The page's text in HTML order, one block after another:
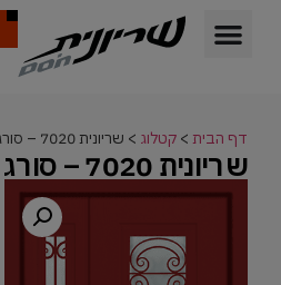
דף הבית > קטלוג > שריונית 7020 – סורג 24
שריונית 7020 – סורג 24